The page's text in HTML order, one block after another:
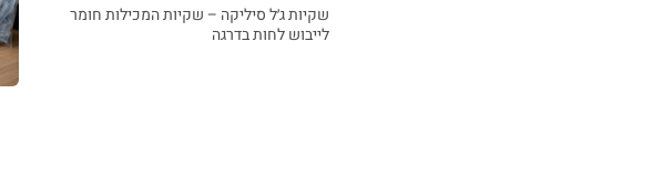
שקיות ג׳ל סיליקה – שקיות המכילות חומר
לייבוש לחות בדרגה